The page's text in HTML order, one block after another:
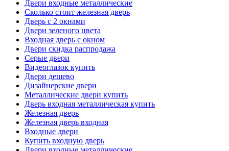
Двери входные металлические
Сколько стоит железная дверь
Дверь с 2 окнами
Двери зеленого цвета
Входная дверь с окном
Двери скидка распродажа
Серые двери
Видеоглазок купить
Двери дешево
Дизайнерские двери
Металлические двери купить
Дверь входная металлическая купить
Железная дверь
Железная дверь входная
Входные двери
Купить входную дверь